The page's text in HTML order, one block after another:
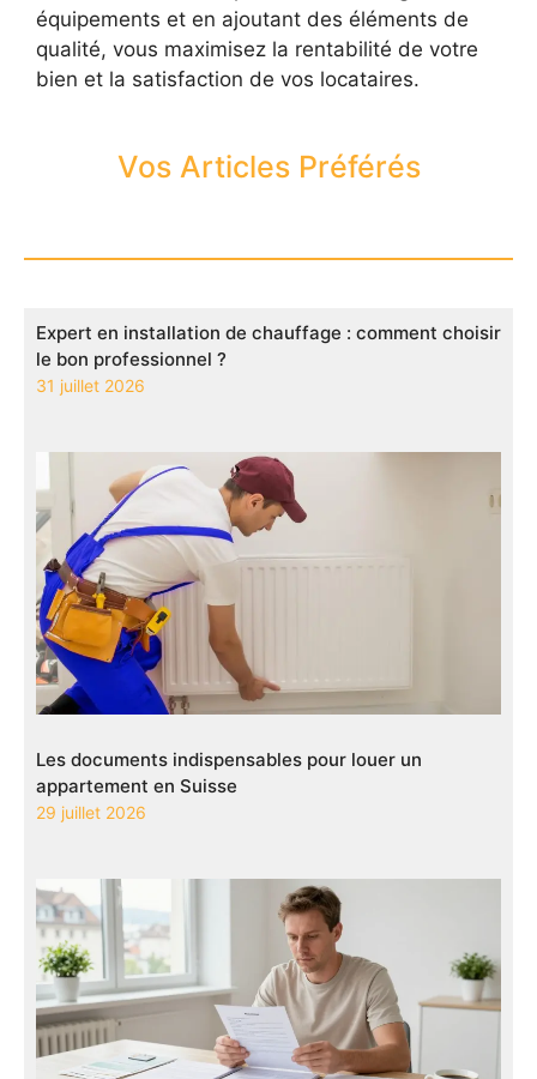
équipements et en ajoutant des éléments de
qualité, vous maximisez la rentabilité de votre
bien et la satisfaction de vos locataires.
Vos Articles Préférés
Expert en installation de chauffage : comment choisir
le bon professionnel ?
31 juillet 2026
Les documents indispensables pour louer un
appartement en Suisse
29 juillet 2026